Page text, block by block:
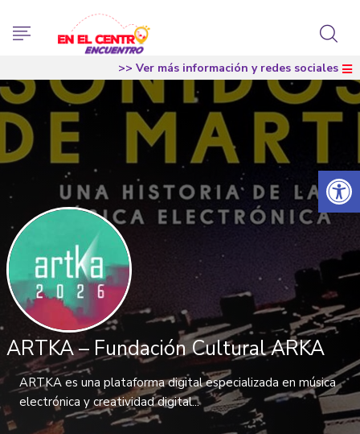
Abrir
>> Ver más información y redes sociales
ARTKA – Fundación Cultural ARKA
ARTKA es una plataforma digital especializada en música
electrónica y creatividad digital...